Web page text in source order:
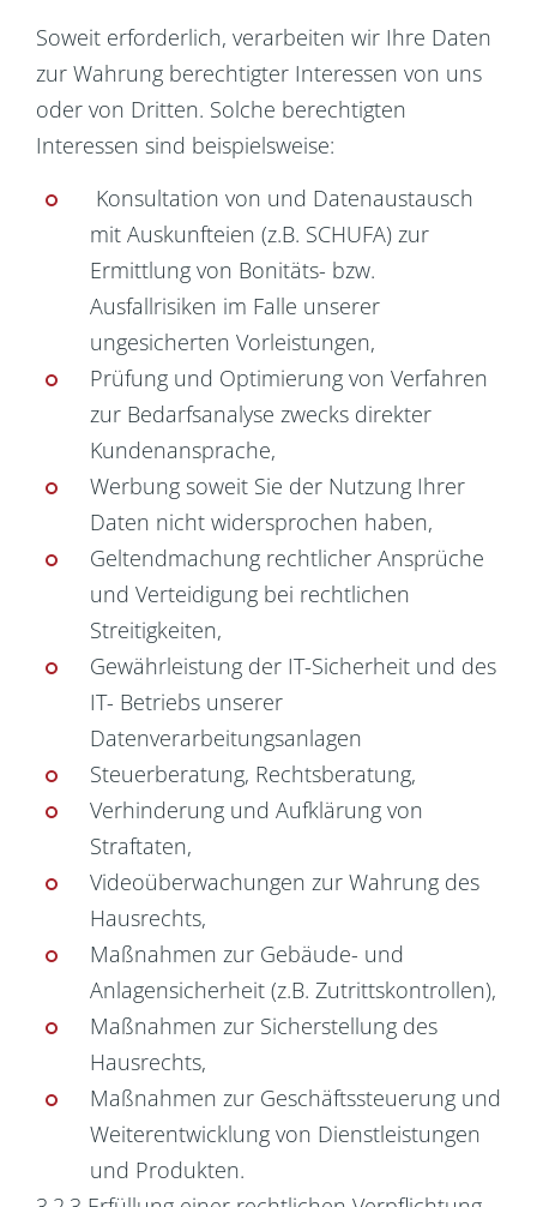
Soweit erforderlich, verarbeiten wir Ihre Daten
zur Wahrung berechtigter Interessen von uns
oder von Dritten. Solche berechtigten
Interessen sind beispielsweise:
Konsultation von und Datenaustausch
mit Auskunfteien (z.B. SCHUFA) zur
Ermittlung von Bonitäts- bzw.
Ausfallrisiken im Falle unserer
ungesicherten Vorleistungen,
Prüfung und Optimierung von Verfahren
zur Bedarfsanalyse zwecks direkter
Kundenansprache,
Werbung soweit Sie der Nutzung Ihrer
Daten nicht widersprochen haben,
Geltendmachung rechtlicher Ansprüche
und Verteidigung bei rechtlichen
Streitigkeiten,
Gewährleistung der IT-Sicherheit und des
IT- Betriebs unserer
Datenverarbeitungsanlagen
Steuerberatung, Rechtsberatung,
Verhinderung und Aufklärung von
Straftaten,
Videoüberwachungen zur Wahrung des
Hausrechts,
Maßnahmen zur Gebäude- und
Anlagensicherheit (z.B. Zutrittskontrollen),
Maßnahmen zur Sicherstellung des
Hausrechts,
Maßnahmen zur Geschäftssteuerung und
Weiterentwicklung von Dienstleistungen
und Produkten.